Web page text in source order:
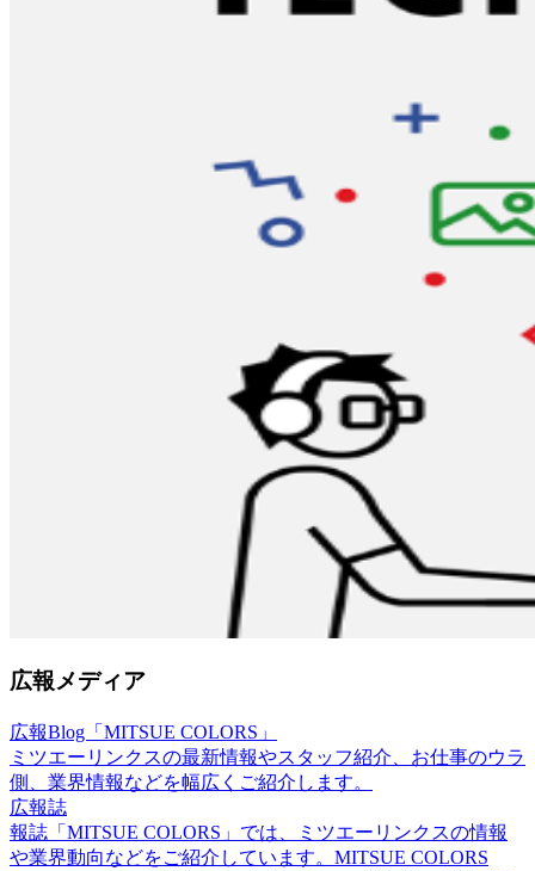
広報メディア
広報Blog「MITSUE COLORS」
ミツエーリンクスの最新情報やスタッフ紹介、お仕事のウラ
側、業界情報などを幅広くご紹介します。
広報誌
報誌「MITSUE COLORS」では、ミツエーリンクスの情報
や業界動向などをご紹介しています。MITSUE COLORS